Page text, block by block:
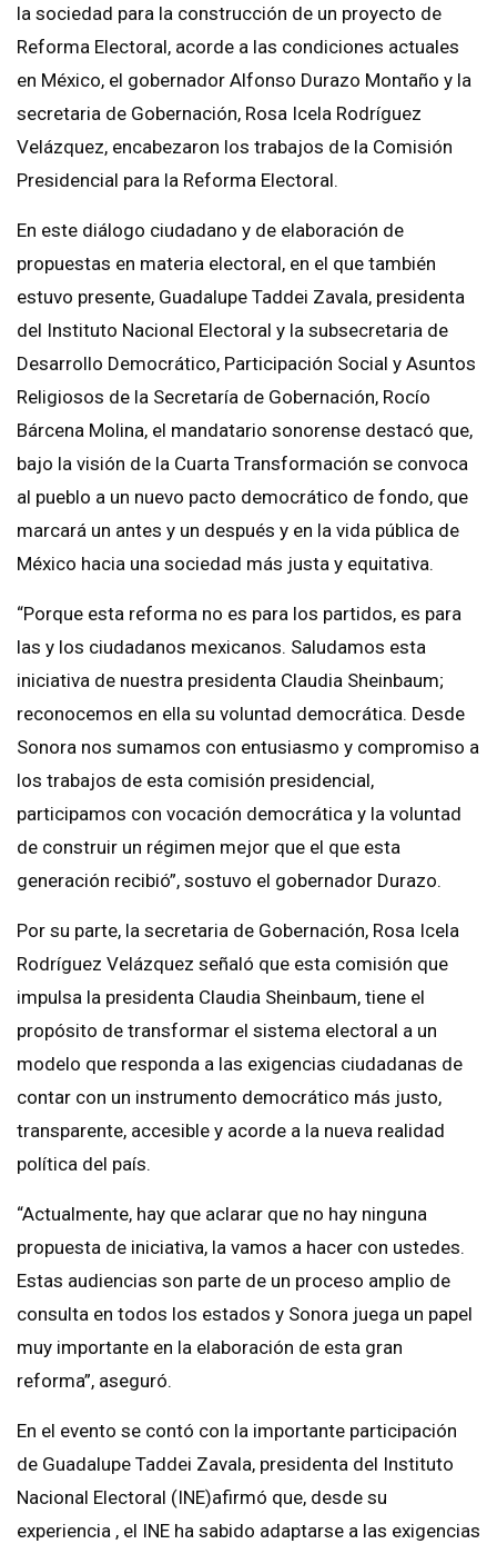
la sociedad para la construcción de un proyecto de
Reforma Electoral, acorde a las condiciones actuales
en México, el gobernador Alfonso Durazo Montaño y la
secretaria de Gobernación, Rosa Icela Rodríguez
Velázquez, encabezaron los trabajos de la Comisión
Presidencial para la Reforma Electoral.
En este diálogo ciudadano y de elaboración de
propuestas en materia electoral, en el que también
estuvo presente, Guadalupe Taddei Zavala, presidenta
del Instituto Nacional Electoral y la subsecretaria de
Desarrollo Democrático, Participación Social y Asuntos
Religiosos de la Secretaría de Gobernación, Rocío
Bárcena Molina, el mandatario sonorense destacó que,
bajo la visión de la Cuarta Transformación se convoca
al pueblo a un nuevo pacto democrático de fondo, que
marcará un antes y un después y en la vida pública de
México hacia una sociedad más justa y equitativa.
“Porque esta reforma no es para los partidos, es para
las y los ciudadanos mexicanos. Saludamos esta
iniciativa de nuestra presidenta Claudia Sheinbaum;
reconocemos en ella su voluntad democrática. Desde
Sonora nos sumamos con entusiasmo y compromiso a
los trabajos de esta comisión presidencial,
participamos con vocación democrática y la voluntad
de construir un régimen mejor que el que esta
generación recibió”, sostuvo el gobernador Durazo.
Por su parte, la secretaria de Gobernación, Rosa Icela
Rodríguez Velázquez señaló que esta comisión que
impulsa la presidenta Claudia Sheinbaum, tiene el
propósito de transformar el sistema electoral a un
modelo que responda a las exigencias ciudadanas de
contar con un instrumento democrático más justo,
transparente, accesible y acorde a la nueva realidad
política del país.
“Actualmente, hay que aclarar que no hay ninguna
propuesta de iniciativa, la vamos a hacer con ustedes.
Estas audiencias son parte de un proceso amplio de
consulta en todos los estados y Sonora juega un papel
muy importante en la elaboración de esta gran
reforma”, aseguró.
En el evento se contó con la importante participación
de Guadalupe Taddei Zavala, presidenta del Instituto
Nacional Electoral (INE)afirmó que, desde su
experiencia , el INE ha sabido adaptarse a las exigencias